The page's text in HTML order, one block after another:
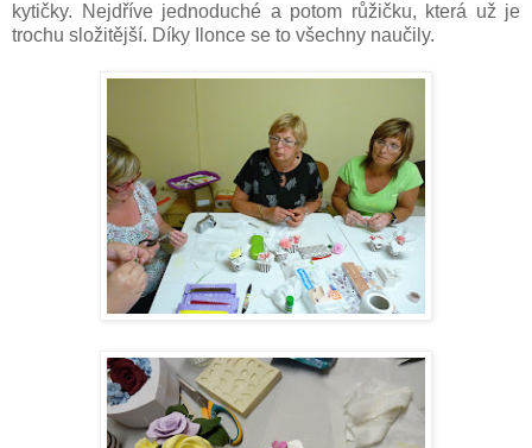
kytičky. Nejdříve jednoduché a potom růžičku, která už je
trochu složitější. Díky Ilonce se to všechny naučily.